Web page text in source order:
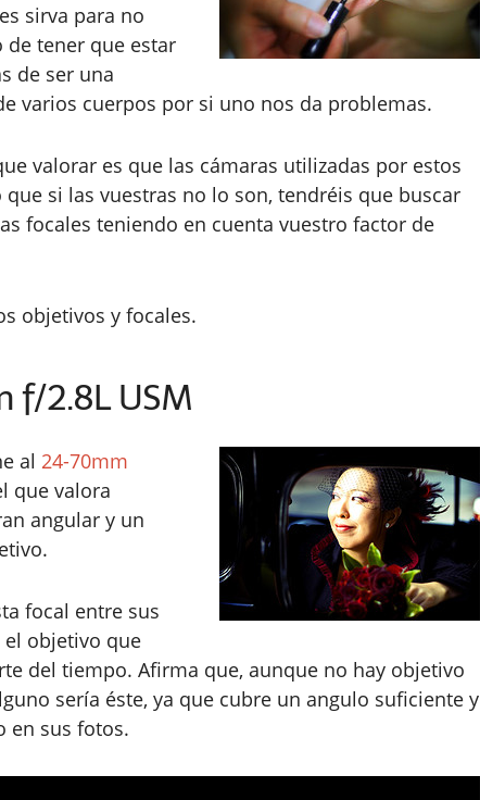
sirva para no
de tener que estar
de ser una
varios cuerpos por si uno nos da problemas.
valorar es que las cámaras utilizadas por estos
que si las vuestras no lo son, tendréis que buscar
focales teniendo en cuenta vuestro factor de
objetivos y focales.
f/2.8L USM
al 24-70mm
que valora
angular y un
focal entre sus
objetivo que
del tiempo. Afirma que, aunque no hay objetivo
sería éste, ya que cubre un angulo suficiente y
en sus fotos.